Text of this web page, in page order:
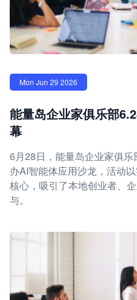
Mon Jun 29 2026
能量岛企业家俱乐部
幕
6月28日，能量岛企业家俱
办AI智能体应用沙龙，活动
核心，吸引了本地创业者、
与。